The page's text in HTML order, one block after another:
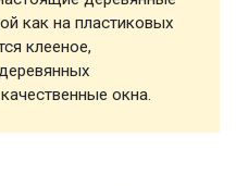
как на пластиковых
клееное,
окна.